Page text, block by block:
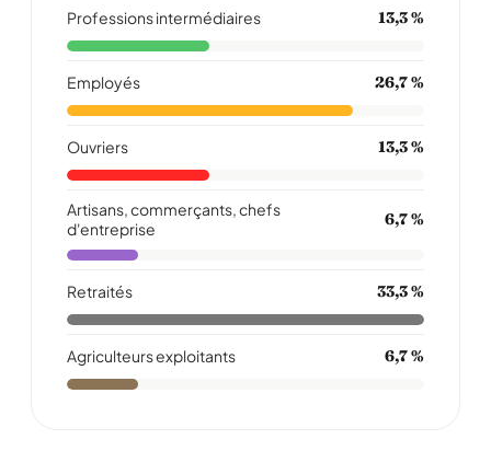
Professions intermédiaires 13,3 %
Employés 26,7 %
Ouvriers 13,3 %
Artisans, commerçants, chefs
d'entreprise
6,7 %
Retraités 33,3 %
Agriculteurs exploitants 6,7 %